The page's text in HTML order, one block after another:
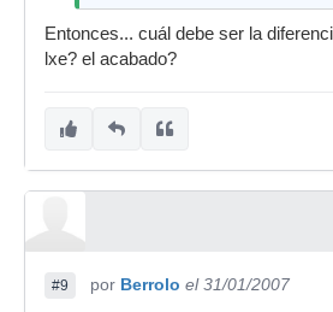
Entonces... cuál debe ser la
lxe? el acabado?
#9 por Berrolo el 31/01/2007